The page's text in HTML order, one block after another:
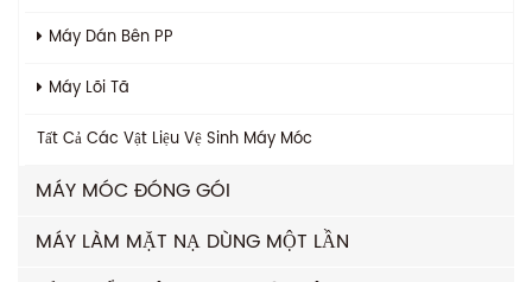
Máy Dán Bên PP
Máy Lõi Tã
Tất Cả Các Vật Liệu Vệ Sinh Máy Móc
MÁY MÓC ĐÓNG GÓI
MÁY LÀM MẶT NẠ DÙNG MỘT LẦN